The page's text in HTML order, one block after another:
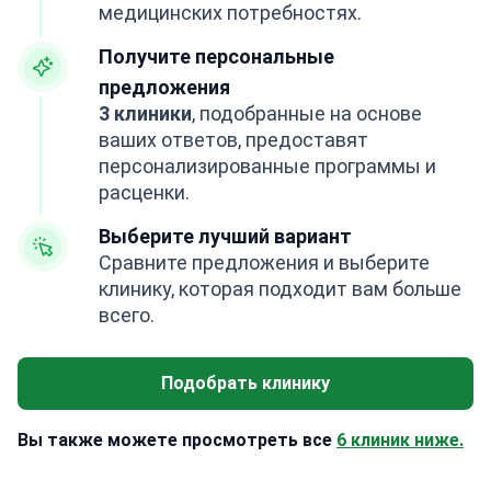
медицинских потребностях.
Получите персональные
предложения
3 клиники, подобранные на основе
ваших ответов, предоставят
персонализированные программы и
расценки.
Выберите лучший вариант
Сравните предложения и выберите
клинику, которая подходит вам больше
всего.
Подобрать клинику
Вы также можете просмотреть все 6 клиник ниже.